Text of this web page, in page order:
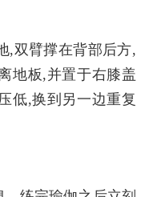
,双臂撑在背部后方,
地板,并置于右膝盖
低,换到另一边重复